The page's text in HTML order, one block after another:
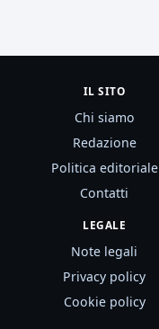
IL SITO
Chi siamo
Redazione
Politica editoriale
Contatti
LEGALE
Note legali
Privacy policy
Cookie policy